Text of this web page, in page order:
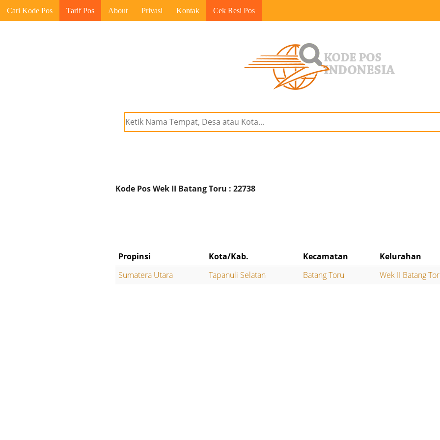
Cari Kode Pos Tarif Pos About Privasi Kontak Cek Resi Pos
Kode Pos Wek II Batang Toru : 22738
Propinsi Kota/Kab. Kecamatan
Kelurahan
Sumatera Utara
Tapanuli Selatan Batang Toru Wek II Batang